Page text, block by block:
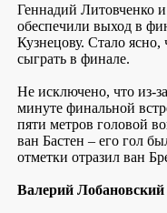
Геннадий Литовченко
обеспечили выход в
Кузнецову. Стало
сыграть в финале.
Не исключено, что из-
минуте финальной
пяти метров головой
ван Бастен – его гол
отметки отразил ван
Валерий Лобановский